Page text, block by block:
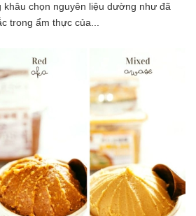
khâu chọn nguyên liệu dường như đã
trong ẩm thực của...